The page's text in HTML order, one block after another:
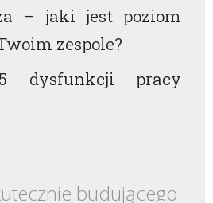
– jaki jest poziom
zespole?
dysfunkcji pracy
budującego